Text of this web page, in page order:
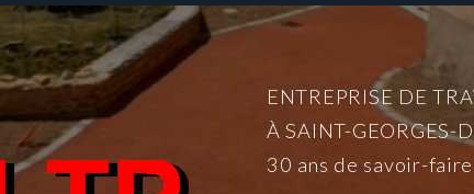
ENTREPRISE DE
À SAINT-GEORGES-
30 ans de savoir-